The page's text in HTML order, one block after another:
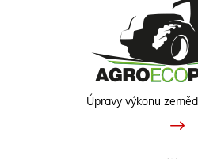
Úpravy výkonu